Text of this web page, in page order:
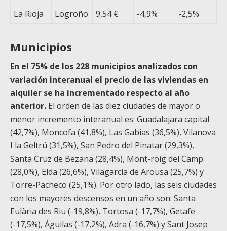
La Rioja Logroño 9,54 € -4,9% -2,5%
Municipios
En el 75% de los 228 municipios analizados con
variación interanual el precio de las viviendas en
alquiler se ha incrementado respecto al año
anterior. El orden de las diez ciudades de mayor o
menor incremento interanual es: Guadalajara capital
(42,7%), Moncofa (41,8%), Las Gabias (36,5%), Vilanova
I la Geltrú (31,5%), San Pedro del Pinatar (29,3%),
Santa Cruz de Bezana (28,4%), Mont-roig del Camp
(28,0%), Elda (26,6%), Vilagarcía de Arousa (25,7%) y
Torre-Pacheco (25,1%). Por otro lado, las seis ciudades
con los mayores descensos en un año son: Santa
Eulària des Riu (-19,8%), Tortosa (-17,7%), Getafe
(-17,5%), Águilas (-17,2%), Adra (-16,7%) y Sant Josep